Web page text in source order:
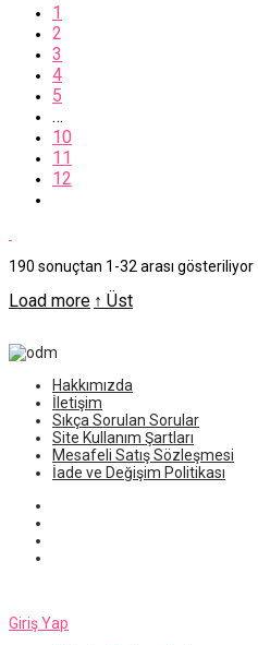
1
2
3
4
5
…
10
11
12
190 sonuçtan 1-32 arası gösteriliyor
Load more ↑ Üst
Hakkımızda
İletişim
Sıkça Sorulan Sorular
Site Kullanım Şartları
Mesafeli Satış Sözleşmesi
İade ve Değişim Politikası
Giriş Yap